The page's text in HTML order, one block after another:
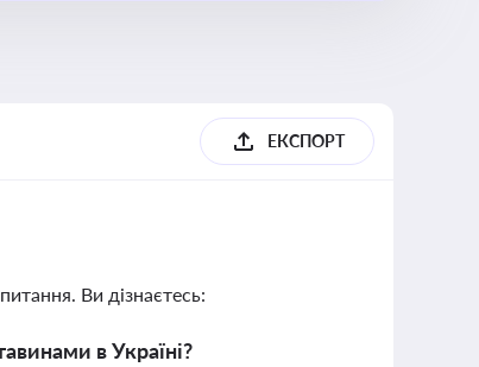
ЕКСПОРТ
Ви дізнаєтесь:
в Україні?